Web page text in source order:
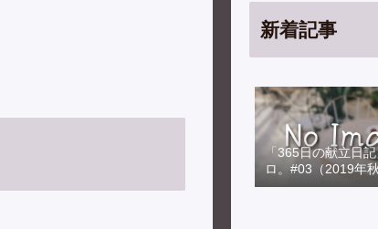
新着記事
「365日の献立日
ロ。#03（2019年秋